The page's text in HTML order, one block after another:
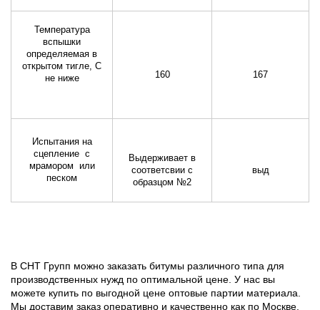
Температура
вспышки
определяемая в
открытом тигле, С
не ниже
160 167
Испытания на
сцепление с
мрамором или
песком
Выдерживает в
соответсвии с
образцом №2
выд
В СНТ Групп можно заказать битумы различного типа для
производственных нужд по оптимальной цене. У нас вы
можете купить по выгодной цене оптовые партии материала.
Мы доставим заказ оперативно и качественно как по Москве,